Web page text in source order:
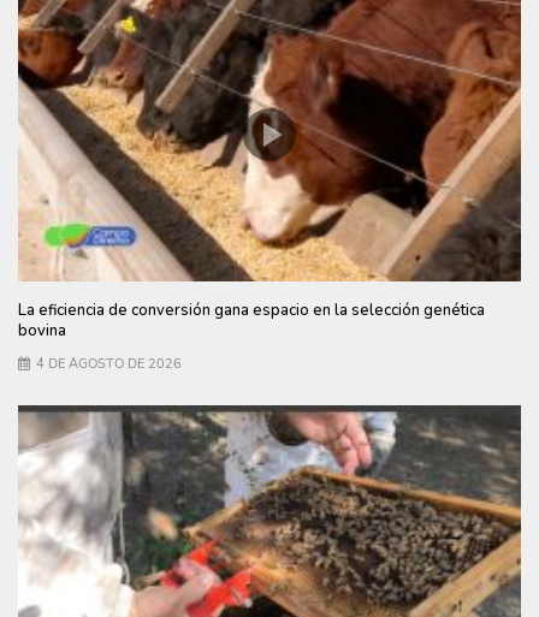
La eficiencia de conversión gana espacio en la selección genética
bovina
4 DE AGOSTO DE 2026